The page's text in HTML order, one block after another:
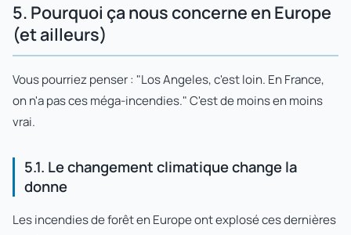
5. Pourquoi ça nous concerne en Europe
(et ailleurs)
Vous pourriez penser : "Los Angeles, c'est loin. En France,
on n'a pas ces méga-incendies." C'est de moins en moins
vrai.
5.1. Le changement climatique change la
donne
Les incendies de forêt en Europe ont explosé ces dernières